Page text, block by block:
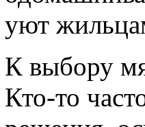
уют
К выбору
Кто-то